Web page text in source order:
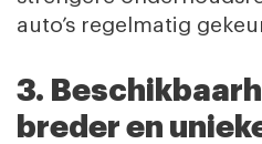
auto’s regelmatig
3.
breder en